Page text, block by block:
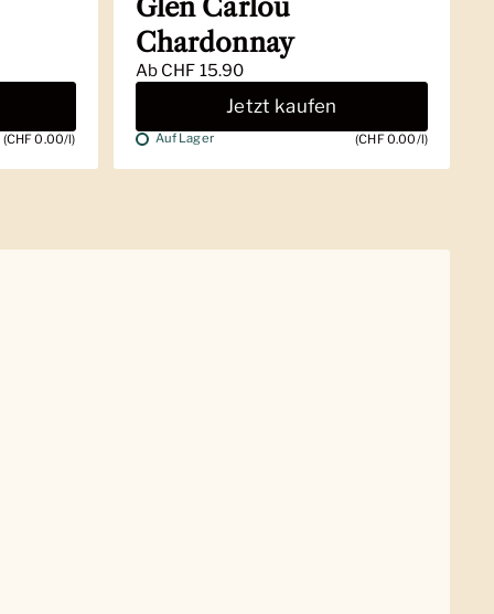
(CHF 0.00/l)
Glen Carlou
Chardonnay
Ab CHF 15.90
Jetzt kaufen
Auf Lager (CHF 0.00/l)